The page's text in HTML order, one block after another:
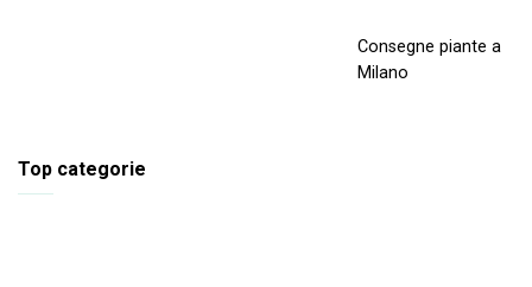
Consegne piante a
Milano
Top categorie